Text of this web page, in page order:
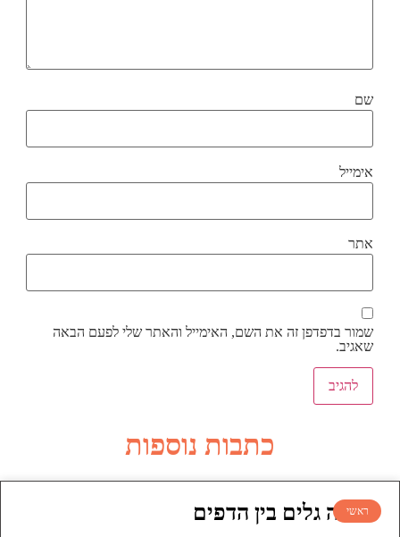
שם
אימייל
אתר
שמור בדפדפן זה את השם, האימייל והאתר שלי לפעם הבאה
שאגיב.
כתבות נוספות
ראשי
עושה גלים בין הדפים